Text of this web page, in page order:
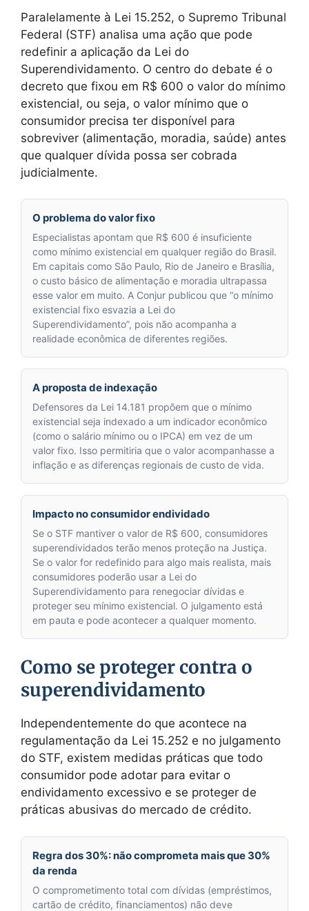
Paralelamente à Lei 15.252, o Supremo Tribunal
Federal (STF) analisa uma ação que pode
redefinir a aplicação da Lei do
Superendividamento. O centro do debate é o
decreto que fixou em R$ 600 o valor do mínimo
existencial, ou seja, o valor mínimo que o
consumidor precisa ter disponível para
sobreviver (alimentação, moradia, saúde) antes
que qualquer dívida possa ser cobrada
judicialmente.
O problema do valor fixo
Especialistas apontam que R$ 600 é insuficiente
como mínimo existencial em qualquer região do Brasil.
Em capitais como São Paulo, Rio de Janeiro e Brasília,
o custo básico de alimentação e moradia ultrapassa
esse valor em muito. A Conjur publicou que “o mínimo
existencial fixo esvazia a Lei do
Superendividamento”, pois não acompanha a
realidade econômica de diferentes regiões.
A proposta de indexação
Defensores da Lei 14.181 propõem que o mínimo
existencial seja indexado a um indicador econômico
(como o salário mínimo ou o IPCA) em vez de um
valor fixo. Isso permitiria que o valor acompanhasse a
inflação e as diferenças regionais de custo de vida.
Impacto no consumidor endividado
Se o STF mantiver o valor de R$ 600, consumidores
superendividados terão menos proteção na Justiça.
Se o valor for redefinido para algo mais realista, mais
consumidores poderão usar a Lei do
Superendividamento para renegociar dívidas e
proteger seu mínimo existencial. O julgamento está
em pauta e pode acontecer a qualquer momento.
Como se proteger contra o
superendividamento
Independentemente do que acontece na
regulamentação da Lei 15.252 e no julgamento
do STF, existem medidas práticas que todo
consumidor pode adotar para evitar o
endividamento excessivo e se proteger de
práticas abusivas do mercado de crédito.
Regra dos 30%: não comprometa mais que 30%
da renda
O comprometimento total com dívidas (empréstimos,
cartão de crédito, financiamentos) não deve